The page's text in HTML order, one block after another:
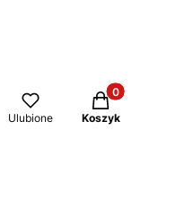
Ulubione
Produkty w
Koszyk